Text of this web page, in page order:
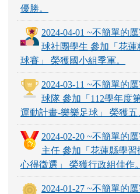
優勝。
2024-04-01 ~不簡單的
球社團學生 參加「花
球賽」 榮獲國小組季軍。
2024-03-11 ~不簡單的
球隊 參加「112學年度
運動計畫-樂樂足球」 榮獲五
2024-02-20 ~不簡單的
主任 參加「花蓮縣學
心得徵選」 榮獲行政組佳作。
2024-01-27 ~不簡單的